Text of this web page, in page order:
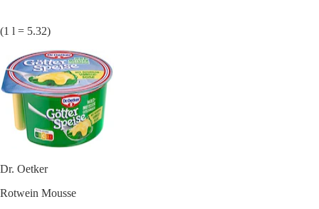
(1 l = 5.32)
Dr. Oetker
Rotwein Mousse